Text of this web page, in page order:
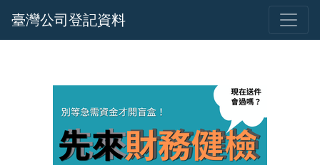
臺灣公司登記資料